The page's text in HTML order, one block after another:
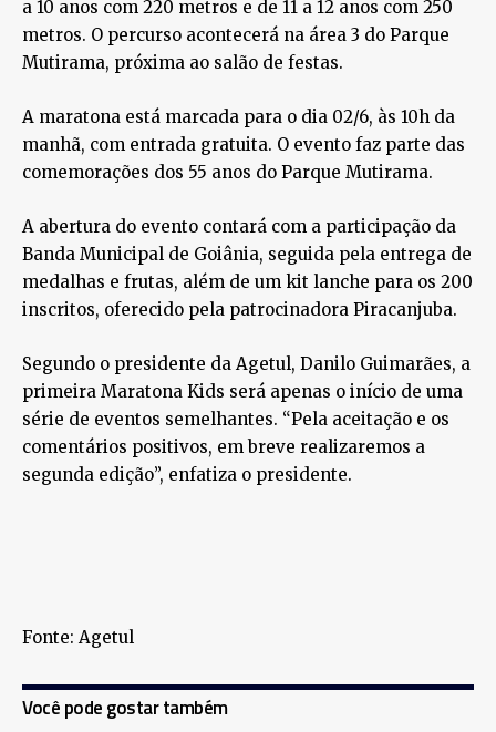
a 10 anos com 220 metros e de 11 a 12 anos com 250
metros. O percurso acontecerá na área 3 do Parque
Mutirama, próxima ao salão de festas.
A maratona está marcada para o dia 02/6, às 10h da
manhã, com entrada gratuita. O evento faz parte das
comemorações dos 55 anos do Parque Mutirama.
A abertura do evento contará com a participação da
Banda Municipal de Goiânia, seguida pela entrega de
medalhas e frutas, além de um kit lanche para os 200
inscritos, oferecido pela patrocinadora Piracanjuba.
Segundo o presidente da Agetul, Danilo Guimarães, a
primeira Maratona Kids será apenas o início de uma
série de eventos semelhantes. “Pela aceitação e os
comentários positivos, em breve realizaremos a
segunda edição”, enfatiza o presidente.
Fonte: Agetul
Você pode gostar também